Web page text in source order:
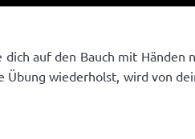
auf den Bauch mit Händen
wiederholst, wird von